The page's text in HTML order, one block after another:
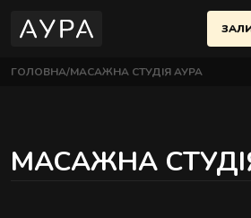
ГОЛОВНА МАСАЖНА СТУДІЯ АУРА
МАСАЖНА
ПОЛТАВА
МАСАЖІ